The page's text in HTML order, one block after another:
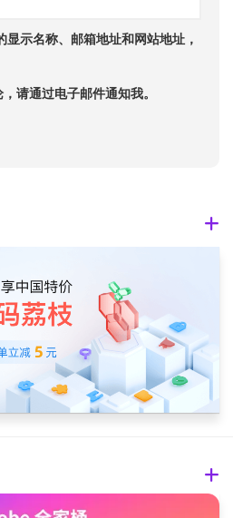
显示名称、邮箱地址和网站地址，
请通过电子邮件通知我。